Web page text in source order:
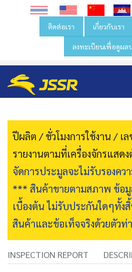
ติดต่อเรา เกี่ยวกับเรา
ลงทะเบียนเพื่อดูผล
ปีผลิต / ชั่วโมงการใช้งาน / เ
รายงานตามที่เครื่องจักรแสด
จัดการประมูลจะไม่รับรองคว
*** สินค้าขายตามสภาพ ข้อ
เบื้องต้น ไม่รับประกันใดๆทั้ง
สินค้าและข้อเท็จจริงด้วยตัวท่
INSPECTION REPORT